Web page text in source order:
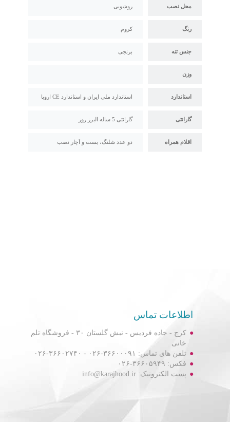
محل نصب روشویی
رنگ کروم
جنس تنه برنجی
وزن
استاندارد استاندارد ملی ایران و استاندارد CE اروپا
گارانتی گارانتی 5 ساله البرز روز
اقلام همراه دو عدد شلنگ، بست و آچار نصب
اطلاعات تماس
کرج - جاده فردیس - نبش گلستان ۳۰ - فروشگاه تلم
خانی
تلفن های تماس: ۳۶۶۰۰۰۹۱-۰۲۶ - ۳۶۶۰۲۷۴۰-۰۲۶
فکس: ۳۶۶۰۵۹۴۹-۰۲۶
پست الکترونیک: info@karajhood.ir